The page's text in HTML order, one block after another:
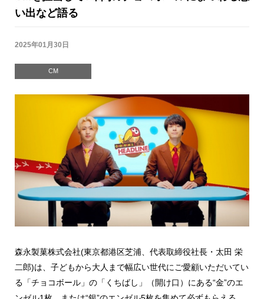
い出など語る
2025年01月30日
CM
森永製菓株式会社(東京都港区芝浦、代表取締役社長・太田 栄
二郎)は、子どもから大人まで幅広い世代にご愛顧いただいてい
る「チョコボール」の「くちばし」（開け口）にある“金”のエ